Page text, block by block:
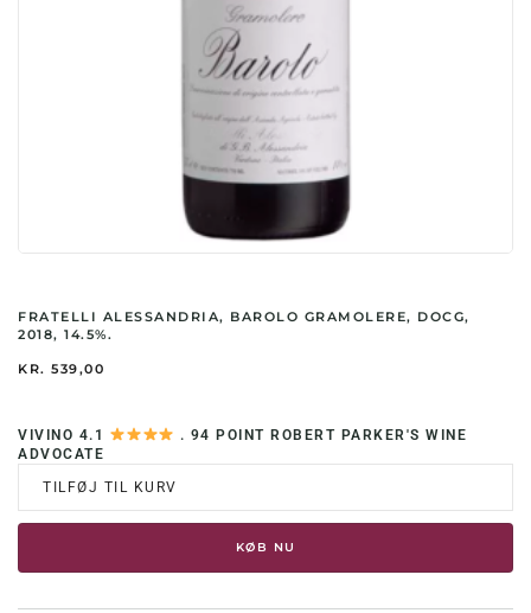
FRATELLI ALESSANDRIA, BAROLO GRAMOLERE, DOCG,
2018, 14.5%.
KR. 539,00
VIVINO 4.1
. 94 POINT ROBERT PARKER'S WINE
ADVOCATE
TILFØJ TIL KURV
KØB NU